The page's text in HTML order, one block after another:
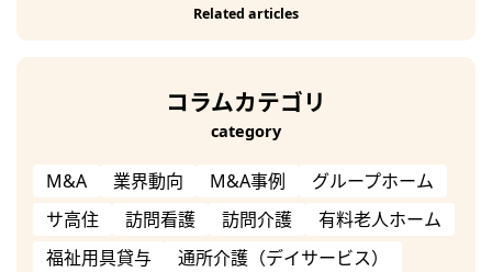
Related articles
コラムカテゴリ
category
M&A 業界動向 M&A事例
グループホーム
サ高住
訪問看護 訪問介護
有料老人ホーム
福祉用具貸与
通所介護（デイサービス）